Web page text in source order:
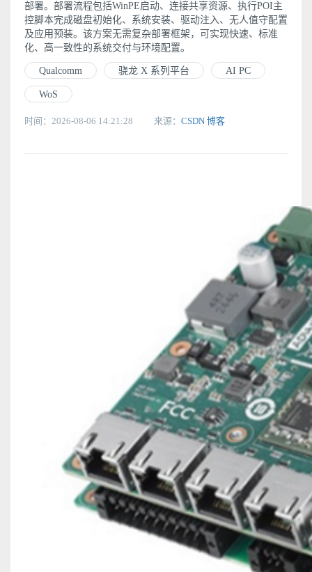
部署。部署流程包括WinPE启动、连接共享资源、执行POI主
控脚本完成磁盘初始化、系统安装、驱动注入、无人值守配置
及应用预装。该方案无需复杂部署框架，可实现快速、标准
化、高一致性的系统交付与环境配置。
Qualcomm 骁龙 X 系列平台 AI PC
WoS
时间：2026-08-06 14:21:28 来源： CSDN 博客